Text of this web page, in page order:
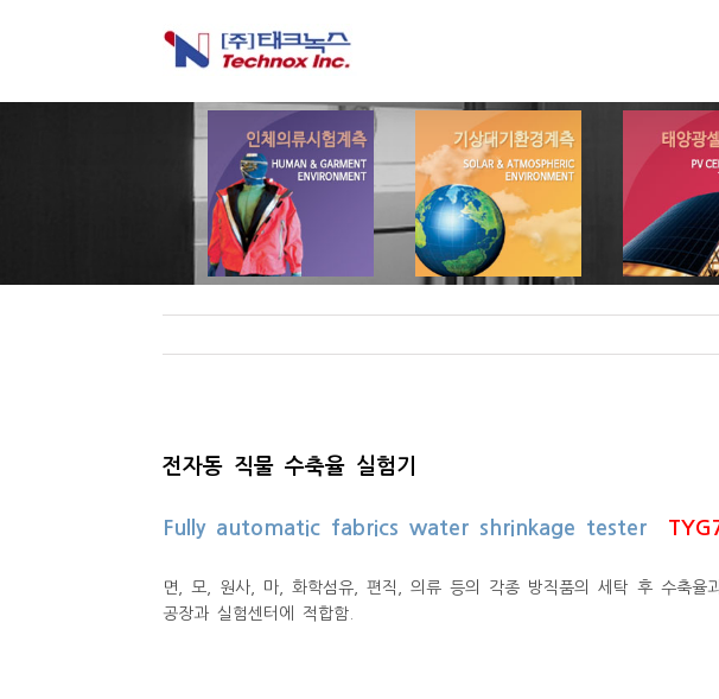
전자동 직물 수축율 실험기
Fully automatic fabrics water shrinkage tester
면, 모, 원사, 마, 화학섬유, 편직, 의류 등의 각종 방직품의 세탁 후 수축율
공장과 실험센터에 적합함.